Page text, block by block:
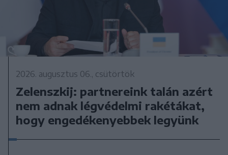
2026. augusztus 06., csütörtök
Zelenszkij: partnereink talán azért
nem adnak légvédelmi rakétákat,
hogy engedékenyebbek legyünk